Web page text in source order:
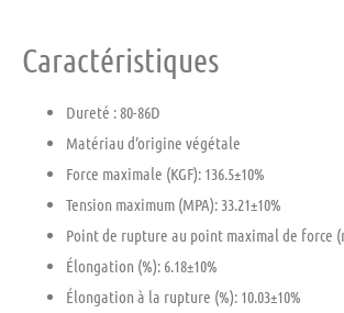
Caractéristiques
Dureté : 80-86D
Matériau d’origine végétale
Force maximale (KGF): 136.5±10%
Tension maximum (MPA): 33.21±10%
Point de rupture au point maximal de force
Élongation (%): 6.18±10%
Élongation à la rupture (%): 10.03±10%